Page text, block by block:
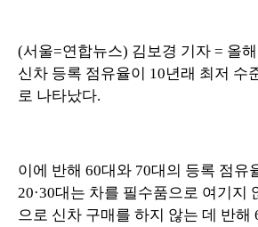
(서울=연합뉴스) 김보경 기자 = 올해
신차 등록 점유율이 10년래 최저 수
로 나타났다.
이에 반해 60대와 70대의 등록 점유
20·30대는 차를 필수품으로 여기지
으로 신차 구매를 하지 않는 데 반해